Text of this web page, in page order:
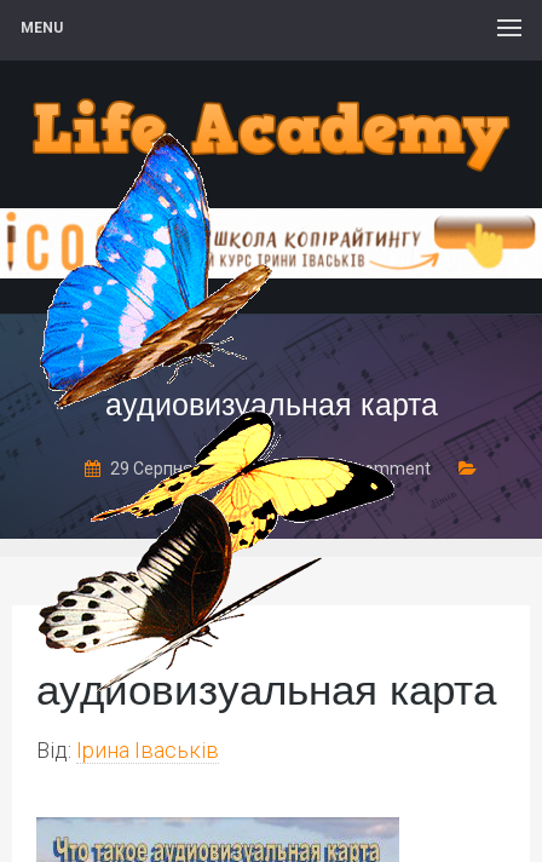
MENU
аудиовизуальная карта
29 Серпня, 2019 Leave a comment
аудиовизуальная карта
Від: Ірина Іваськів